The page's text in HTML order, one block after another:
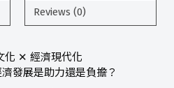
Reviews (0)
化 ✕ 經濟現代化
發展是助力還是負擔？